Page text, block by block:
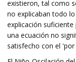
existieron, tal como
no explicaban todo
explicación
una ecuación no
satisfecho con el